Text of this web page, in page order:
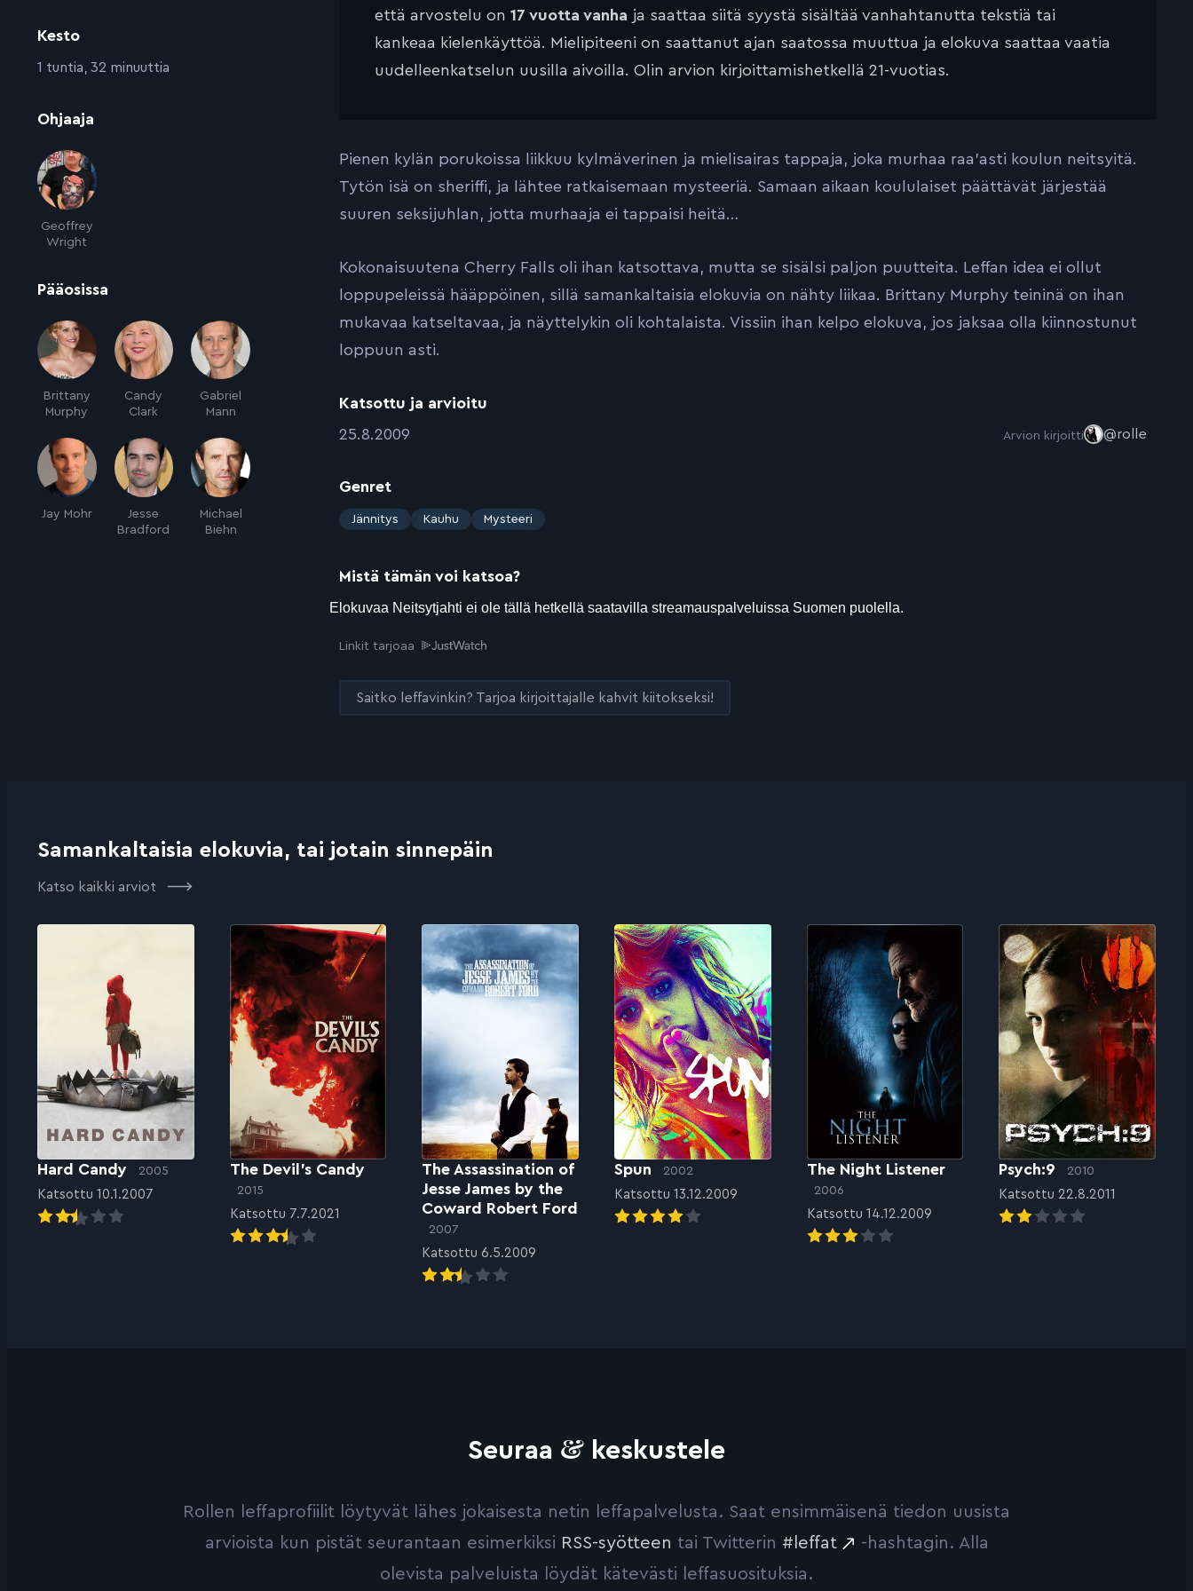
Kesto
:1 tuntia, 32 minuuttia
Ohjaaja
Geoffrey
Wright
Pääosissa
Brittany
Murphy
Candy
Clark
Gabriel
Mann
Jay Mohr
Jesse
Bradford
Michael
Biehn
että arvostelu on 17 vuotta vanha ja saattaa siitä syystä sisältää vanhahtanutta tekstiä tai
kankeaa kielenkäyttöä. Mielipiteeni on saattanut ajan saatossa muuttua ja elokuva saattaa vaatia
uudelleenkatselun uusilla aivoilla. Olin arvion kirjoittamishetkellä 21-vuotias.
Pienen kylän porukoissa liikkuu kylmäverinen ja mielisairas tappaja, joka murhaa raa’asti koulun neitsyitä.
Tytön isä on sheriffi, ja lähtee ratkaisemaan mysteeriä. Samaan aikaan koululaiset päättävät järjestää
suuren seksijuhlan, jotta murhaaja ei tappaisi heitä…
Kokonaisuutena Cherry Falls oli ihan katsottava, mutta se sisälsi paljon puutteita. Leffan idea ei ollut
loppupeleissä hääppöinen, sillä samankaltaisia elokuvia on nähty liikaa. Brittany Murphy teininä on ihan
mukavaa katseltavaa, ja näyttelykin oli kohtalaista. Vissiin ihan kelpo elokuva, jos jaksaa olla kiinnostunut
loppuun asti.
Katsottu ja arvioitu
:25.8.2009 Arvion kirjoitti @rolle
Genret
:
Jännitys Kauhu Mysteeri
Mistä tämän voi katsoa?
Linkit tarjoaa
Saitko leffavinkin? Tarjoa kirjoittajalle kahvit kiitokseksi!
Samankaltaisia elokuvia, tai jotain sinnepäin
Katso kaikki arviot
Hard Candy 2005
Katsottu 10.1.2007
The Devil’s Candy
2015
Katsottu 7.7.2021
The Assassination of
Jesse James by the
Coward Robert Ford
2007
Katsottu 6.5.2009
Spun 2002
Katsottu 13.12.2009
The Night Listener
2006
Katsottu 14.12.2009
Psych:9 2010
Katsottu 22.8.2011
Seuraa & keskustele
Rollen leffaprofiilit löytyvät lähes jokaisesta netin leffapalvelusta. Saat ensimmäisenä tiedon uusista
arvioista kun pistät seurantaan esimerkiksi RSS-syötteen tai Twitterin #leffat
-hashtagin. Alla
olevista palveluista löydät kätevästi leffasuosituksia.